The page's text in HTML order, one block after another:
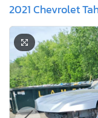
2021 Chevrolet